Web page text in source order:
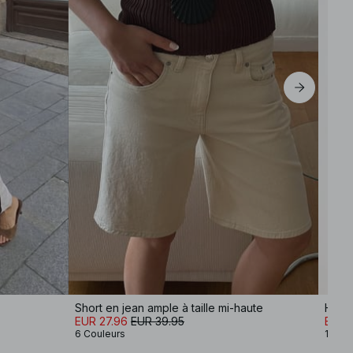
Short en jean ample à taille mi-haute
EUR 27.96 EUR 39.95
6 Couleurs
Haut
EUR
10